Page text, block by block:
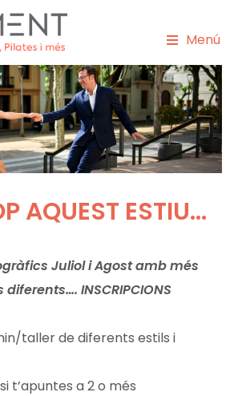
Menú
AQUEST ESTIU...
Juliol i Agost amb més
INSCRIPCIONS
taller de diferents estils i
t’apuntes a 2 o més